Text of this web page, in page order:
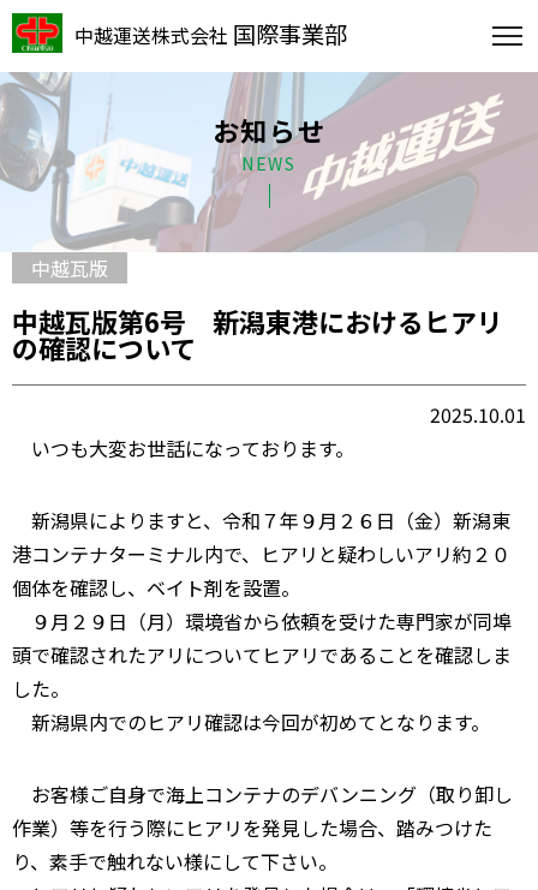
中越運送株式会社 国際事業部
お知らせ
NEWS
中越瓦版
中越瓦版第6号 新潟東港におけるヒアリ
の確認について
2025.10.01
いつも大変お世話になっております。
新潟県によりますと、令和７年９月２６日（金）新潟東
港コンテナターミナル内で、ヒアリと疑わしいアリ約２０
個体を確認し、ベイト剤を設置。
９月２９日（月）環境省から依頼を受けた専門家が同埠
頭で確認されたアリについてヒアリであることを確認しま
した。
新潟県内でのヒアリ確認は今回が初めてとなります。
お客様ご自身で海上コンテナのデバンニング（取り卸し
作業）等を行う際にヒアリを発見した場合、踏みつけた
り、素手で触れない様にして下さい。